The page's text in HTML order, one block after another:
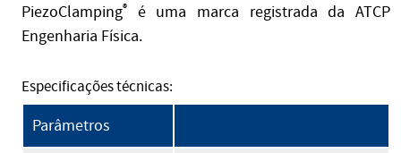
PiezoClamping®
é uma marca registrada da ATCP
Engenharia Física.
Especificações técnicas:
Parâmetros